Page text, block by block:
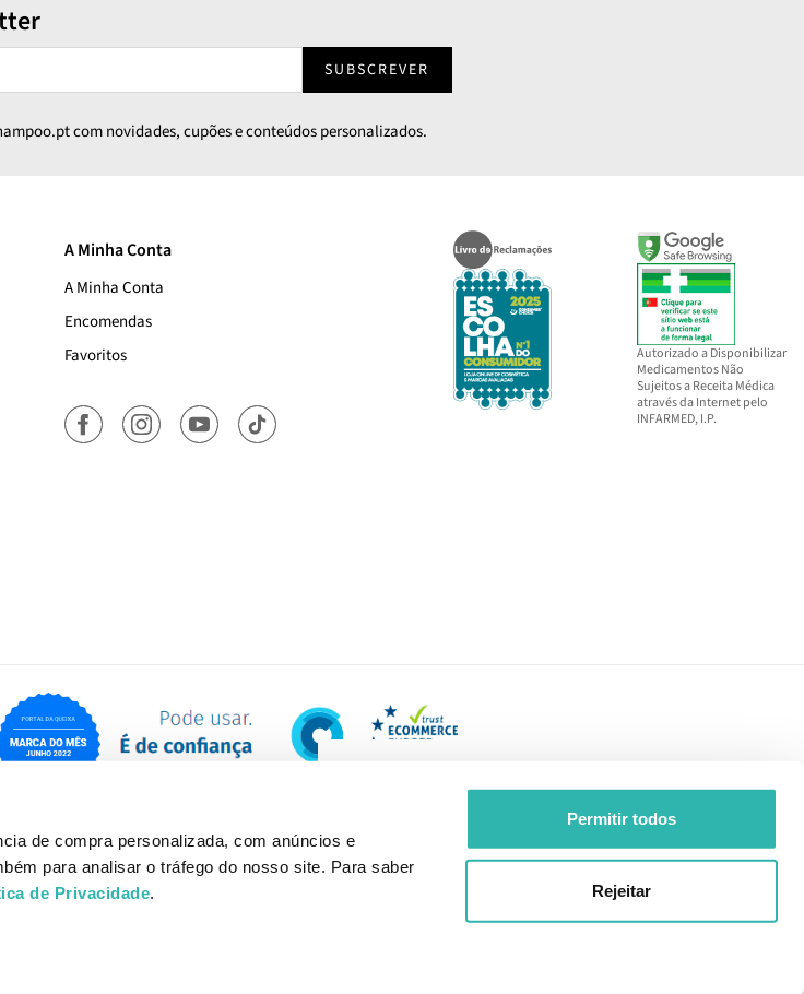
de compra personalizada, com anúncios e
para analisar o tráfego do nosso site. Para saber
de Privacidade.
Permitir todos
Rejeitar
SUBSCREVER
com novidades, cupões e conteúdos personalizados.
A Minha Conta
A Minha Conta
Encomendas
Favoritos
Autorizado a Disponibilizar
Medicamentos Não
Sujeitos a Receita Médica
através da Internet pelo
INFARMED, I.P.